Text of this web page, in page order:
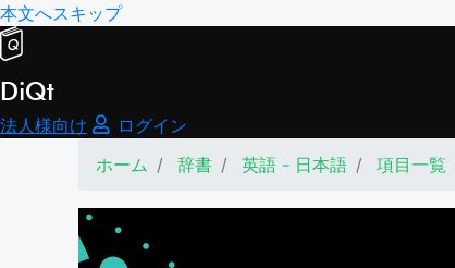
本文へスキップ
DiQt
法人様向け
ログイン
ホーム
辞書 英語 - 日本語 項目一覧